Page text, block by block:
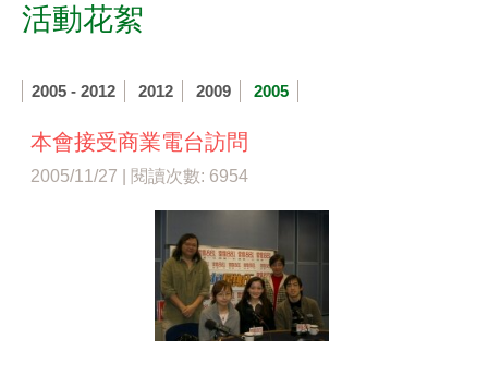
活動花絮
2005 - 2012 2012 2009 2005
本會接受商業電台訪問
2005/11/27 | 閱讀次數: 6954